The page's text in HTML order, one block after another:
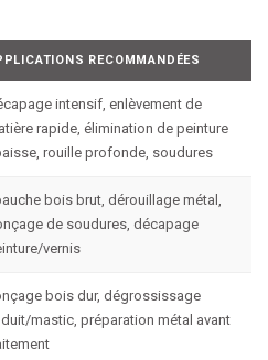
RECOMMANDÉES
intensif, enlèvement de
rapide, élimination de peinture
rouille profonde, soudures
bois brut, dérouillage métal,
de soudures, décapage
vernis
bois dur, dégrossissage
mastic, préparation métal avant